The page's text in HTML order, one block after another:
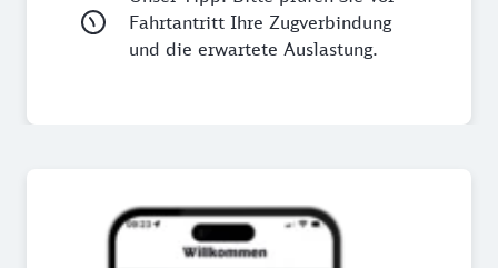
Fahrtantritt Ihre Zugverbindung
und die erwartete Auslastung.